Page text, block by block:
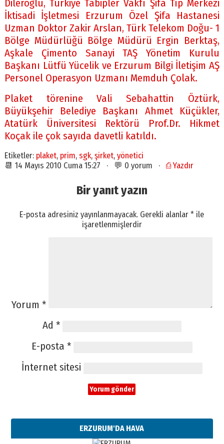
Dileroğlu, Türkiye Tabipler Vakfı Şifa Tıp Merkezi
İktisadi İşletmesi Erzurum Özel Şifa Hastanesi
Uzman Doktor Zakir Arslan, Türk Telekom Doğu- 1
Bölge Müdürlüğü Bölge Müdürü Ergin Berktaş,
Aşkale Çimento Sanayi TAŞ Yönetim Kurulu
Başkanı Lütfü Yücelik ve Erzurum Bilgi İletişim AŞ
Personel Operasyon Uzmanı Memduh Çolak.
Plaket törenine Vali Sebahattin Öztürk,
Büyükşehir Belediye Başkanı Ahmet Küçükler,
Atatürk Üniversitesi Rektörü Prof.Dr. Hikmet
Koçak ile çok sayıda davetli katıldı.
Etiketler: plaket, prim, sgk, şirket, yönetici
📆 14 Mayıs 2010 Cuma 15:27 · 💬 0 yorum · ⎙ Yazdır
Bir yanıt yazın
E-posta adresiniz yayınlanmayacak. Gerekli alanlar* ile
işaretlenmişlerdir
Yorum *
Ad *
E-posta *
İnternet sitesi
ERZURUM'DA HAVA